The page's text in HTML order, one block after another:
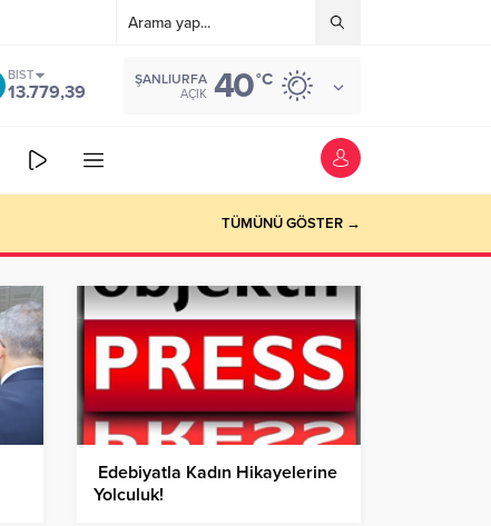
BIST
13.779,39
ŞANLIURFA
AÇIK 40°C
TÜMÜNÜ GÖSTER →
Edebiyatla Kadın Hikayelerine
Yolculuk!